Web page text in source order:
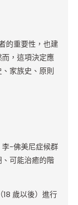
的重要性，也建
，這項決定應
家族史、原則
李-佛美尼症候群
可能治癒的階
歲以後）進行